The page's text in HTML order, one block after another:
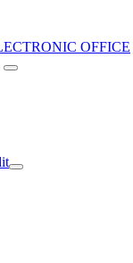
OFFICE